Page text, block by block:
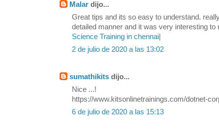
Malar dijo...
Great tips and its so easy to understand.
detailed manner and it was very interesting to
Science Training in chennai
2 de julio de 2020 a las 13:02
sumathikits dijo...
Nice ...!
https://www.kitsonlinetrainings.com/dotnet-
6 de julio de 2020 a las 15:13